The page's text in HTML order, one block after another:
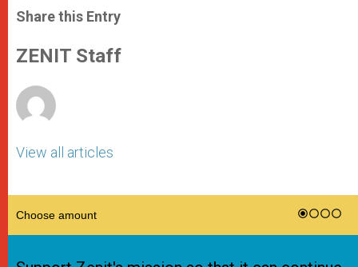
t
s
p
p
s
e
g
e
e
b
o
k
Share this Entry
ZENIT Staff
View all articles